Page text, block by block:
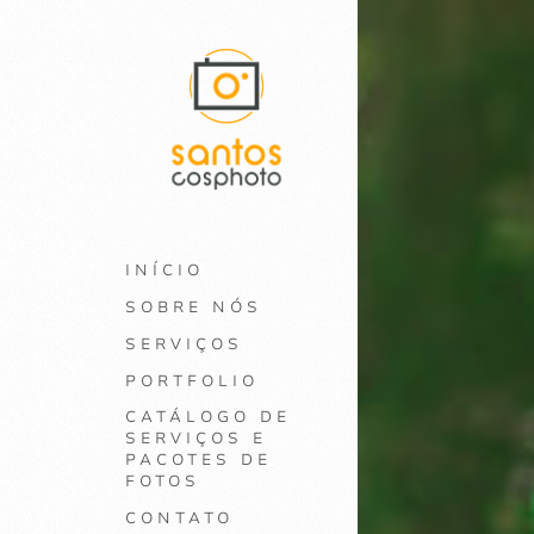
INÍCIO
SOBRE NÓS
SERVIÇOS
PORTFOLIO
CATÁLOGO DE
SERVIÇOS E
PACOTES DE
FOTOS
CONTATO